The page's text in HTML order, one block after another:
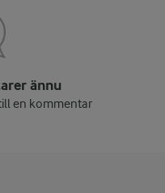
ännu
en kommentar